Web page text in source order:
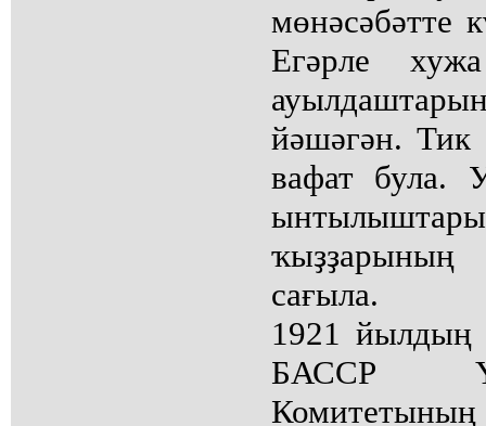
мөнәсәбәтте
Егәрле
йәшәгән. Тик
вафат була.
сағыла.
1921 йылдың
БАССР
Комитетының